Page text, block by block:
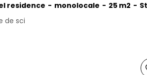
de sci
residence monolocale 25 m2